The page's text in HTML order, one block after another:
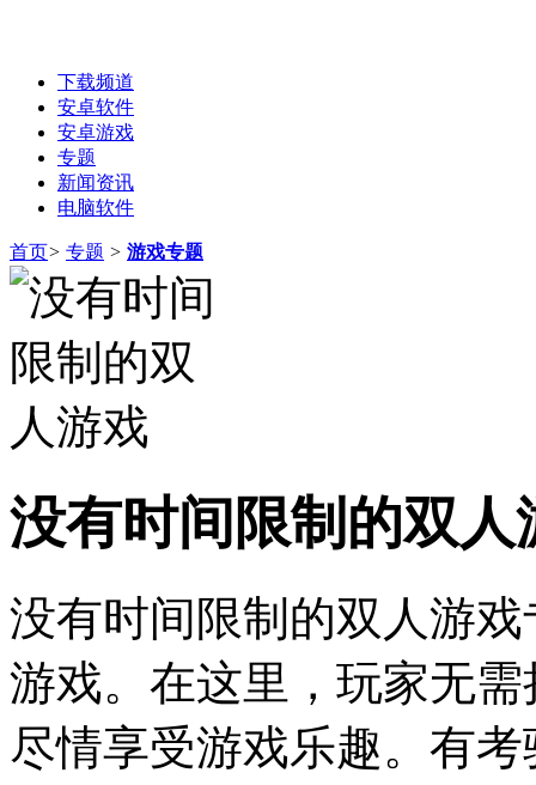
下载频道
安卓软件
安卓游戏
专题
新闻资讯
电脑软件
首页> 专题 > 游戏专题
没有时间限制的双人
没有时间限制的双人游
游戏。在这里，玩家无
尽情享受游戏乐趣。有